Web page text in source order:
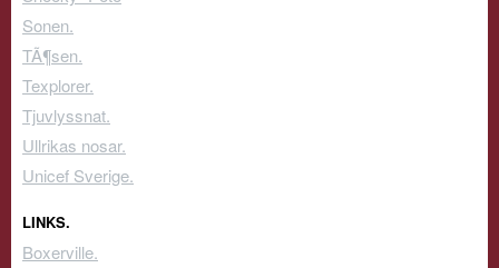
Sonen.
TÃ¶sen.
Texplorer.
Tjuvlyssnat.
Ullrikas nosar.
Unicef Sverige.
LINKS.
Boxerville.